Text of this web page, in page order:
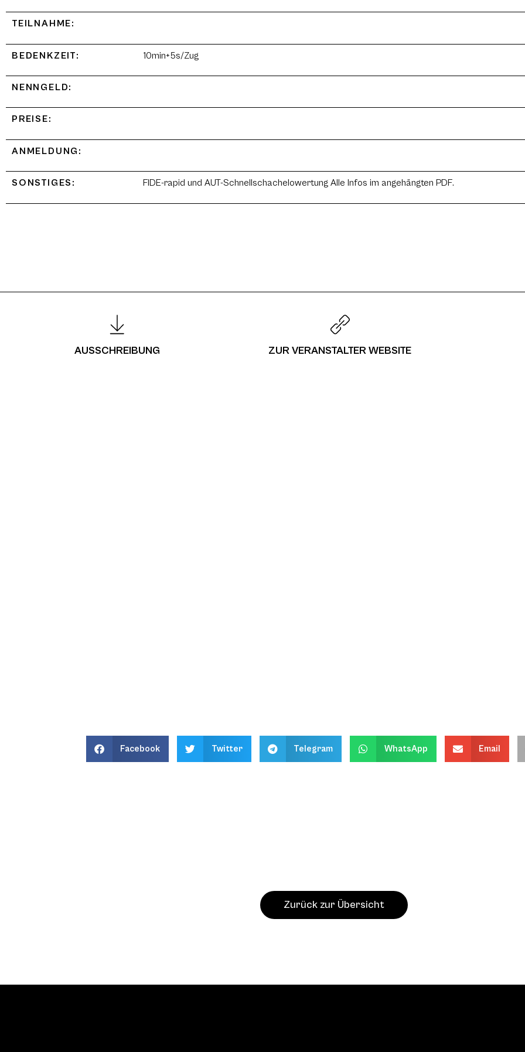
TEILNAHME:
BEDENKZEIT: 10min+5s/Zug
NENNGELD:
PREISE:
ANMELDUNG:
SONSTIGES: FIDE-rapid und AUT-Schnellschachelowertung Alle Infos im angehängten PDF.
AUSSCHREIBUNG ZUR VERANSTALTER WEBSITE
Facebook Twitter Telegram WhatsApp Email
Zurück zur Übersicht